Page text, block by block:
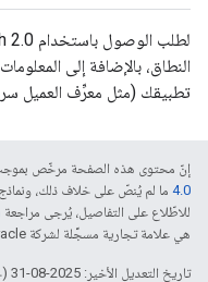
تطبيقك (مثل معرِّف العميل سر
إنّ محتوى هذه الصفحة مرخّص
4.0‏ ما لم يُنصّ على خلاف ذلك،
للاطّلاع على التفاصيل، يُرجى مراجعة
هي علامة تجارية مسجَّلة لشركة Oracle و/أو شركائها التابعين.
تاريخ التعديل الأخير: 2025-08-31 (حسب التوقيت العالمي المتفَّق عليه)